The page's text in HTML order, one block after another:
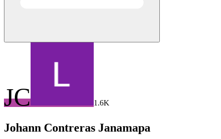
JC 1.6K
Johann Contreras Janamapa